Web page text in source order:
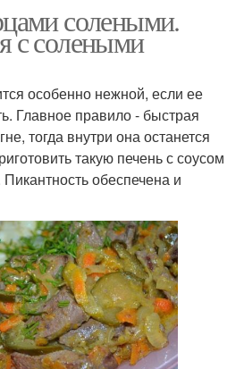
солеными.
с солеными
особенно нежной, если ее
Главное правило - быстрая
тогда внутри она останется
такую печень с соусом
обеспечена и